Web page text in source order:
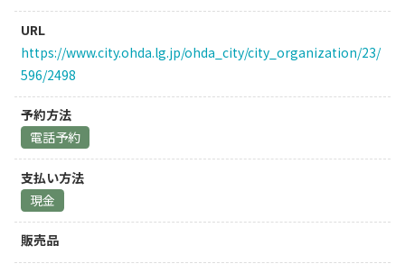
URL
https://www.city.ohda.lg.jp/ohda_city/city_organization/23/
596/2498
予約方法
電話予約
支払い方法
現金
販売品